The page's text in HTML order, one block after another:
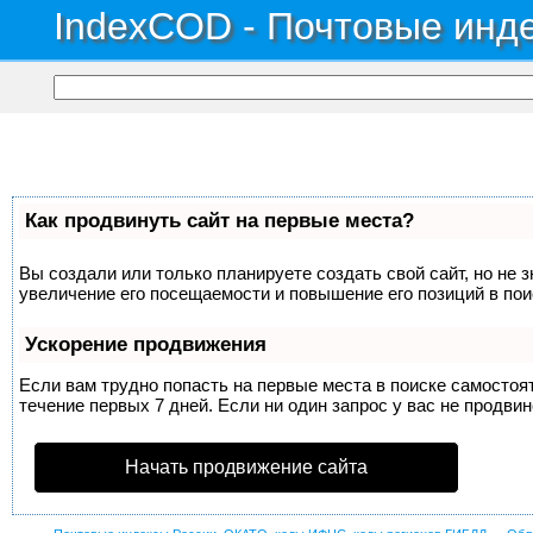
IndexCOD - Почтовые
Как продвинуть сайт на первые места?
Вы создали или только планируете создать свой сайт, но
увеличение его посещаемости и повышение его позиций в
Ускорение продвижения
Если вам трудно попасть на первые места в поиске
течение первых 7 дней. Если ни один запрос у вас не
Начать продвижение сайта